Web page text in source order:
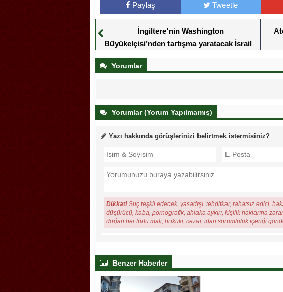
Paylaş Tweetle
İngiltere’nin Washington
Büyükelçisi’nden tartışma yaratacak İsrail
Yorumlar
Yorumlar (Yorum Yapılmamış)
Yazı hakkında görüşlerinizi belirtmek istermisiniz?
Dikkat! Suç teşkil edecek, yasadışı, tehditkar, rahatsız edici,
düşürücü, kaba, pornografik, ahlaka aykırı, kişilik haklarına
doğan her türlü mali, hukuki, cezai, idari sorumluluk içeriği
Benzer Haberler